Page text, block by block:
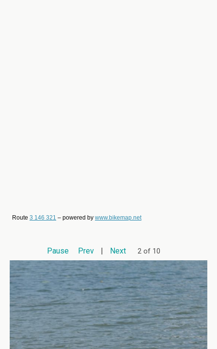
Route 3 146 321 – powered by www.bikemap.net
Pause Prev | Next 2 of 10